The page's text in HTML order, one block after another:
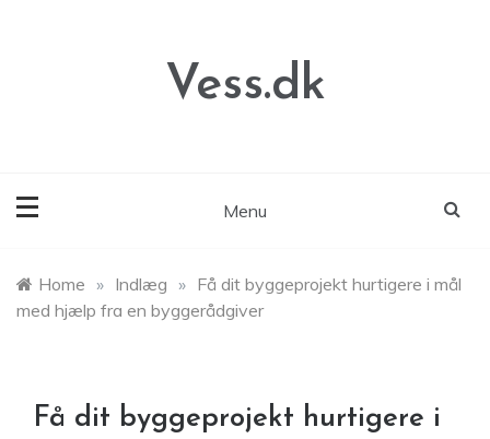
Vess.dk
Menu
Home » Indlæg » Få dit byggeprojekt hurtigere i mål
med hjælp fra en byggerådgiver
Få dit byggeprojekt hurtigere i